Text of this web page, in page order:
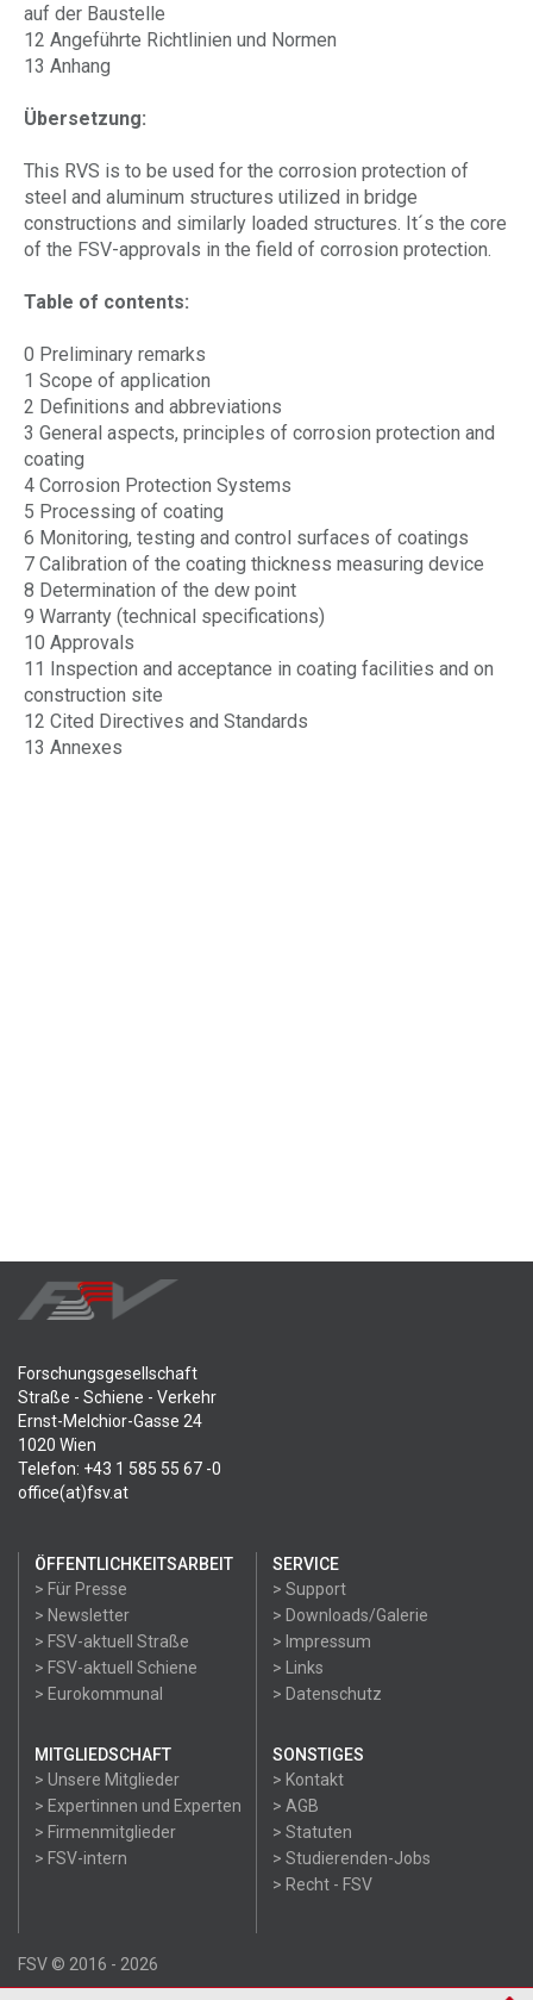
auf der Baustelle
12 Angeführte Richtlinien und Normen
13 Anhang
Übersetzung:
This RVS is to be used for the corrosion protection of
steel and aluminum structures utilized in bridge
constructions and similarly loaded structures. It´s the core
of the FSV-approvals in the field of corrosion protection.
Table of contents:
0 Preliminary remarks
1 Scope of application
2 Definitions and abbreviations
3 General aspects, principles of corrosion protection and
coating
4 Corrosion Protection Systems
5 Processing of coating
6 Monitoring, testing and control surfaces of coatings
7 Calibration of the coating thickness measuring device
8 Determination of the dew point
9 Warranty (technical specifications)
10 Approvals
11 Inspection and acceptance in coating facilities and on
construction site
12 Cited Directives and Standards
13 Annexes
Forschungsgesellschaft
Straße - Schiene - Verkehr
Ernst-Melchior-Gasse 24
1020 Wien
Telefon: +43 1 585 55 67 -0
office(at)fsv.at
ÖFFENTLICHKEITSARBEIT
> Für Presse
> Newsletter
> FSV-aktuell Straße
> FSV-aktuell Schiene
> Eurokommunal
SERVICE
> Support
> Downloads/Galerie
> Impressum
> Links
> Datenschutz
MITGLIEDSCHAFT
> Unsere Mitglieder
> Expertinnen und Experten
> Firmenmitglieder
> FSV-intern
SONSTIGES
> Kontakt
> AGB
> Statuten
> Studierenden-Jobs
> Recht - FSV
FSV © 2016 - 2026